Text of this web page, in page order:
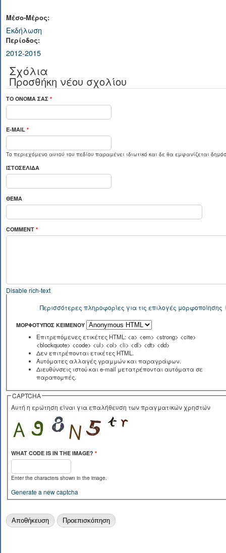
Μέσο-Μέρος:
Εκδήλωση
Περίοδος:
2012-2015
Σχόλια
Προσθήκη νέου σχολίου
ΤΟ ΌΝΟΜΆ ΣΑΣ *
E-MAIL *
Το περιεχόμενο αυτού του πεδίου παραμένει ιδιωτικό και δε θα εμφανίζεται
ΙΣΤΟΣΕΛΊΔΑ
ΘΈΜΑ
COMMENT *
Disable rich-text
Περισσότερες πληροφορίες για τις επιλογές μορφοποίησης
ΜΟΡΦΌΤΥΠΟΣ ΚΕΙΜΈΝΟΥ
Επιτρεπόμενες ετικέτες HTML: <a> <em> <strong> <cite>
<blockquote> <code> <ul> <ol> <li> <dl> <dt> <dd>
Δεν επιτρέπονται ετικέτες HTML.
Αυτόματες αλλαγές γραμμών και παραγράφων.
Διευθύνσεις ιστού και e-mail μετατρέπονται αυτόματα σε
παραπομπές.
CAPTCHA
Αυτή η ερώτηση είναι για επαλήθευση των πραγματικών χρηστών
WHAT CODE IS IN THE IMAGE? *
Enter the characters shown in the image.
Generate a new captcha